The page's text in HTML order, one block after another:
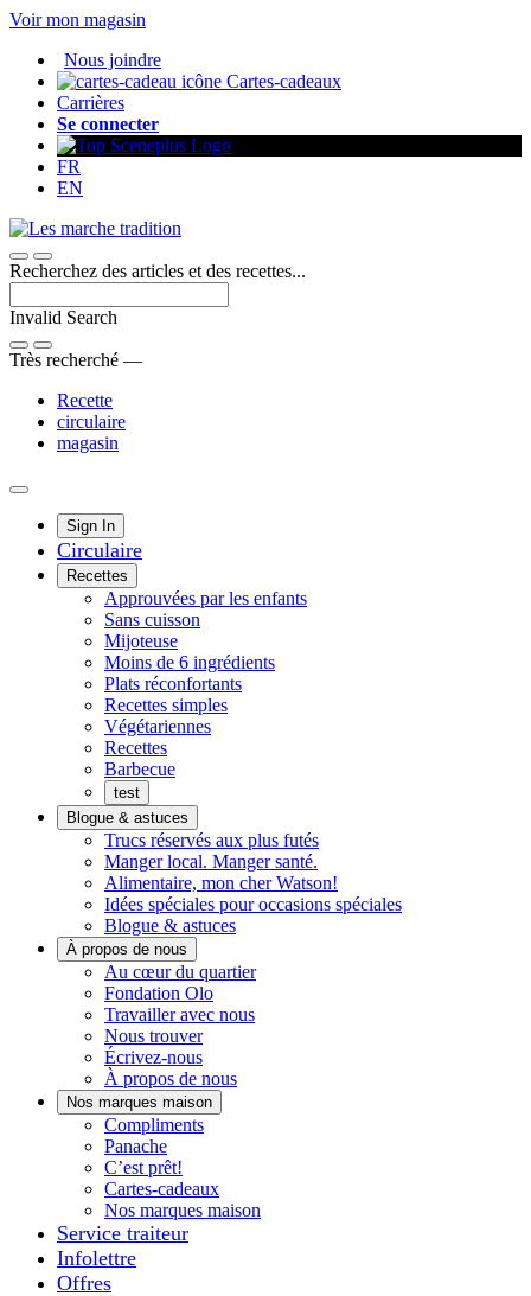
Passer
contenu
Voir mon magasin
Nous joindre
Cartes-cadeaux
Carrières
Se connecter
FR
EN
Recherchez des articles et des recettes...
Invalid Search
Submit
Très recherché —
Recette
circulaire
magasin
Main
Menu
Sign In
Circulaire
Recettes
Approuvées par les enfants
Sans cuisson
Mijoteuse
Moins de 6 ingrédients
Plats réconfortants
Recettes simples
Végétariennes
Recettes
Barbecue
test
Blogue & astuces
Trucs réservés aux plus futés
Manger local. Manger santé.
Alimentaire, mon cher Watson!
Idées spéciales pour occasions spéciales
Blogue & astuces
À propos de nous
Au cœur du quartierHistoires
Fondation Olo
Travailler avec nous
Nous trouver
Écrivez-nous
À propos de nous
Nos marques maison
ComplimentsNotre
qui
goûte
PanacheDécouvrez
Panache
C’est prêt!
bons.
Toujours
prêts
Cartes-cadeaux
Nos marques maison
Service traiteur
Infolettre
Offres